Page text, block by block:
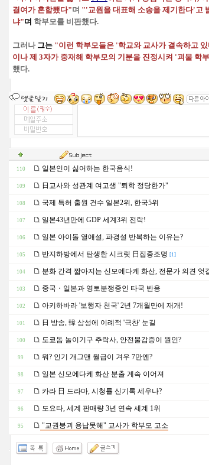
결여가 혼합됐다"며 "'교원을 대표해 소송을 제기한다'고
냐"며 학부모를 비판했다.
그러나 그는 "이런 학부모들은 '학교와 교사가 결속하고
이나 제 3자가 중재해 학부모의 기분을 진정시켜 '괴물 학
했다.
110 일본인이 싫어하는 한국음식!
109 日교사와 성관계 여고생 "퇴학 정당한가"
108 국제 특허 출원 건수 일본2위, 한국5위
107 일본43년만에 GDP 세계3위 전락!
106 일본 아이돌 열애설, 파경설 반복하는 이유는?
105 반지하방에서 탄생한 시크릿 日집중조명 [1]
104 분화 간격 짧아지는 신모에다케 화산, 전문가 의견 엇
103 중국・일본과 영토분쟁중인 타국 반응
102 아키하바라 '보행자 천국' 2년 7개월만에 재개!
101 日 방송, 韓 삼성에 이례적 '극찬' 눈길
100 도쿄돔 놀이기구 추락사, 안전불감증이 원인?
99 뭐? 인기 개그맨 월급이 겨우 7만엔?
98 일본 신모에다케 화산 분출 계속 이어져
97 카라 日 드라마, 시청률 신기록 세우나?
96 도요타, 세계 판매량 3년 연속 세계 1위
95 "교권붕괴 용납못해" 교사가 학부모 고소